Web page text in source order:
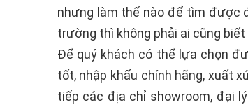
nhưng làm thế nào để tìm được
trường thì không phải ai cũng
Để quý khách có thể lựa chọn
tốt, nhập khẩu chính hãng, xuất
tiếp các địa chỉ showroom, đại